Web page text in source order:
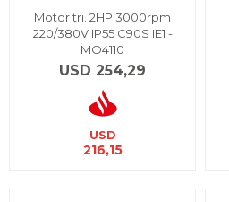
Motor tri. 2HP 3000rpm
220/380V IP55 C90S IE1 -
MO4110
USD 254,29
USD
216,15